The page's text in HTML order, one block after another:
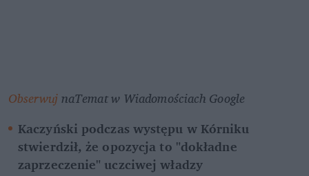
Obserwuj naTemat w Wiadomościach Google
Kaczyński podczas występu w Kórniku
stwierdził, że opozycja to "dokładne
zaprzeczenie" uczciwej władzy